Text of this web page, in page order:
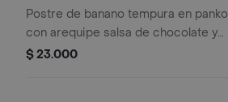
Postre de banano tempura en panko
con arequipe salsa de chocolate y
bola de helado de vainilla.
$ 23.000